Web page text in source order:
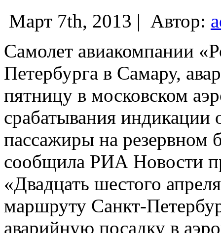
Март 7th, 2013 | Автор:
Самолет авиакомпании
Петербурга в Самару,
пятницу в московском
срабатывания индикации
пассажиры на резервном
сообщила РИА Новости
«Двадцать шестого
маршруту Санкт-
аварийную посадку в